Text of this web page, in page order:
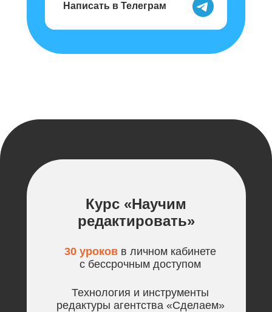
Написать в Телеграм
Курс «Научим
редактировать»
30 уроков в личном кабинете
с бессрочным доступом
Технология и инструменты
редактуры агентства «Сделаем»